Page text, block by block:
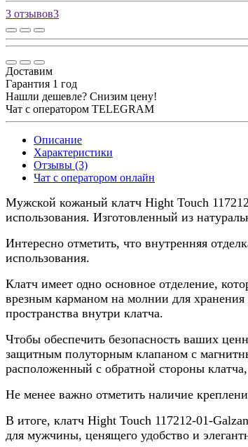
3 отзывов3
Доставим
Гарантия 1 год
Нашли дешевле? Снизим цену!
Чат с оператором TELEGRAM
Описание
Характеристики
Отзывы (3)
Чат с оператором онлайн
Мужской кожаный клатч Hight Touch
использования. Изготовленный из
Интересно отметить, что внутренняя
использования.
Клатч имеет одно основное отделение,
врезным карманом на молнии для
пространства внутри клатча.
Чтобы обеспечить безопасность ваших
защитным полуторным клапаном с
расположенный с обратной стороны
Не менее важно отметить наличие
В итоге, клатч Hight Touch 117212-01-
для мужчины, ценящего удобство и